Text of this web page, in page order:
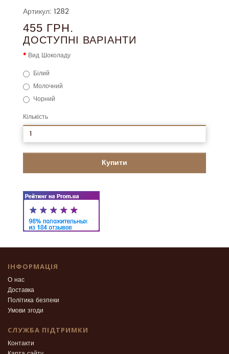
Артикул: 1282
455 ГРН.
ДОСТУПНІ ВАРІАНТИ
Вид Шоколаду
Білий
Молочний
Чорний
Кількість
Купити
ІНФОРМАЦІЯ
О нас
Доставка
Політика безпеки
Умови згоди
СЛУЖБА ПІДТРИМКИ
Контакти